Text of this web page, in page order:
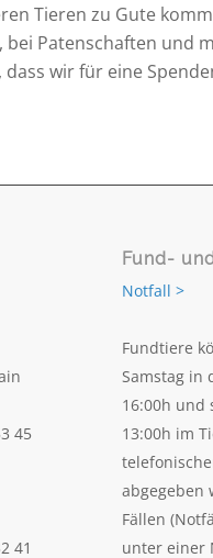
Tieren zu Gute
Patenschaften und
wir für eine
45
41
Fund-
Notfall >
Fundtiere
Samstag in
16:00h und
13:00h im
abgegeben
Fällen
unter einer